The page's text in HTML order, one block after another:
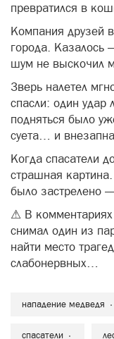
превратился в
Компания друзей
города.
шум не выскочил
Зверь налетел
спасли: один
подняться было
суета… и
Когда спасатели
страшная
было застрелено
⚠ В
снимал один из
найти место
слабонервных…
нападение медведя
спасатели